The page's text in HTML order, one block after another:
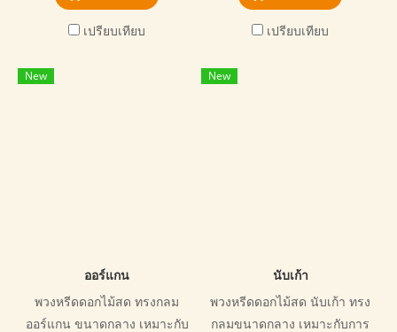
เปรียบเทียบ เปรียบเทียบ
New
ออร์แกน
พวงหรีดดอกไม้สด ทรงกลม
ออร์แกน ขนาดกลาง เหมาะกับ
New
นับเก้า
พวงหรีดดอกไม้สด นับเก้า ทรง
กลมขนาดกลาง เหมาะกับการ